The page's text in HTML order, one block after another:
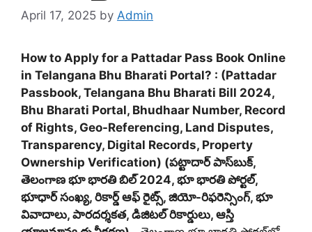
April 17, 2025 by Admin
How to Apply for a Pattadar Pass Book Online
in Telangana Bhu Bharati Portal? : (Pattadar
Passbook, Telangana Bhu Bharati Bill 2024,
Bhu Bharati Portal, Bhudhaar Number, Record
of Rights, Geo-Referencing, Land Disputes,
Transparency, Digital Records, Property
Ownership Verification) (పట్టాదార్ పాస్‌బుక్,
తెలంగాణ భూ భారతి బిల్ 2024, భూ భారతి పోర్టల్,
భూధార్ సంఖ్య, రికార్డ్ ఆఫ్ రైట్స్, జియో-రిఫరెన్సింగ్, భూ
వివాదాలు, పారదర్శకత, డిజిటల్ రికార్డులు, ఆస్తి